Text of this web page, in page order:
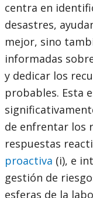
centra en
desastres,
mejor, sino
informadas
y dedicar los
probables. Esta
de enfrentar los
respuestas
proactiva (i), e
gestión de
esferas de la